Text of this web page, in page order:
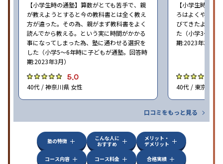
【小学生時の通塾】算数がとても苦手で、親
が教えようとすると今の教科書とは全く教え
方が違った。その為、親がまず教科書をよく
読んでから教える。という実に時間がかかる
事になってしまった為、塾に通わせる選択を
した（小学5〜6年時に子どもが通塾。回答時
期:2023年3月）
5.0
40代 / 神奈川県 女性
【小学生時の通
ろはよくやり方
びてきたようで
た（小学3〜6年
期:2023年3月）
40代 / 東京都 女
口コミをもっと見る
塾の特徴
こんな人に
おすすめ
メリット・
デメリット
コース内容
コース料金 合格実績